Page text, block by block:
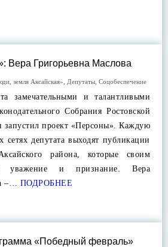
Вера Григорьевна Маслова
земля Аксайская» Депутаты Соцобеспечение
замечательными и талантливыми
Собрания Ростовской
запустил проект «Персоны». Каждую
сетях депутата выходят публикации
района, которые своим
уважение и признание. Вера
–… ПОДРОБНЕЕ
«Победный февраль»